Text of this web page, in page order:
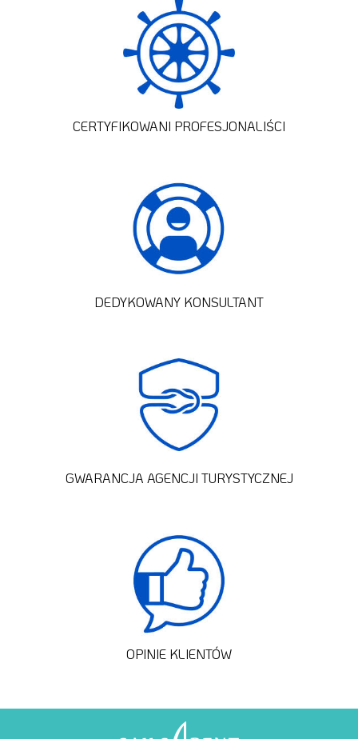
CERTYFIKOWANI PROFESJONALIŚCI
DEDYKOWANY KONSULTANT
GWARANCJA AGENCJI TURYSTYCZNEJ
OPINIE KLIENTÓW